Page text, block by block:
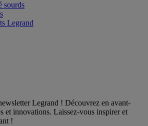
sourds
Legrand
Legrand ! Découvrez en avant-
et innovations. Laissez-vous inspirer et
!